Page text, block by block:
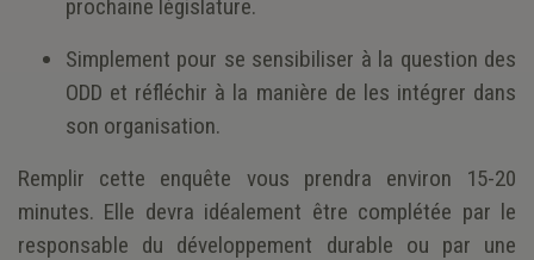
prochaine législature.
Simplement pour se sensibiliser à la question des
ODD et réfléchir à la manière de les intégrer dans
son organisation.
Remplir cette enquête vous prendra environ 15-20
minutes. Elle devra idéalement être complétée par le
responsable du développement durable ou par une